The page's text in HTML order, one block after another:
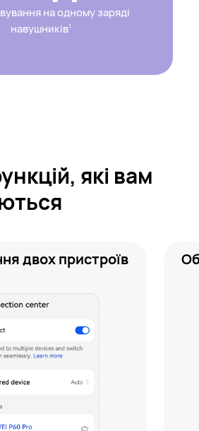
на одному заряді
навушників1
які вам
двох пристроїв